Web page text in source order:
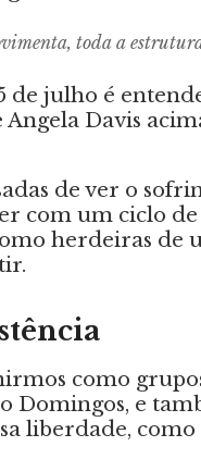
toda a
de julho é
Davis
de ver o
com um ciclo de
herdeiras de
como
Domingos, e
liberdade,